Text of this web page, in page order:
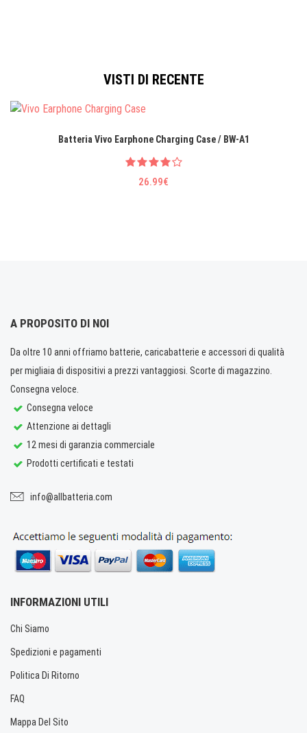
VISTI DI RECENTE
Batteria Vivo Earphone Charging Case / BW-A1
26.99€
A PROPOSITO DI NOI
Da oltre 10 anni offriamo batterie, caricabatterie e accessori di qualità
per migliaia di dispositivi a prezzi vantaggiosi. Scorte di magazzino.
Consegna veloce.
Consegna veloce
Attenzione ai dettagli
12 mesi di garanzia commerciale
Prodotti certificati e testati
info@allbatteria.com
INFORMAZIONI UTILI
Chi Siamo
Spedizioni e pagamenti
Politica Di Ritorno
FAQ
Mappa Del Sito